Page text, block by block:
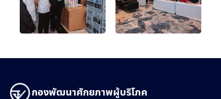
กองพัฒนาศักยภาพผู้บริโภค